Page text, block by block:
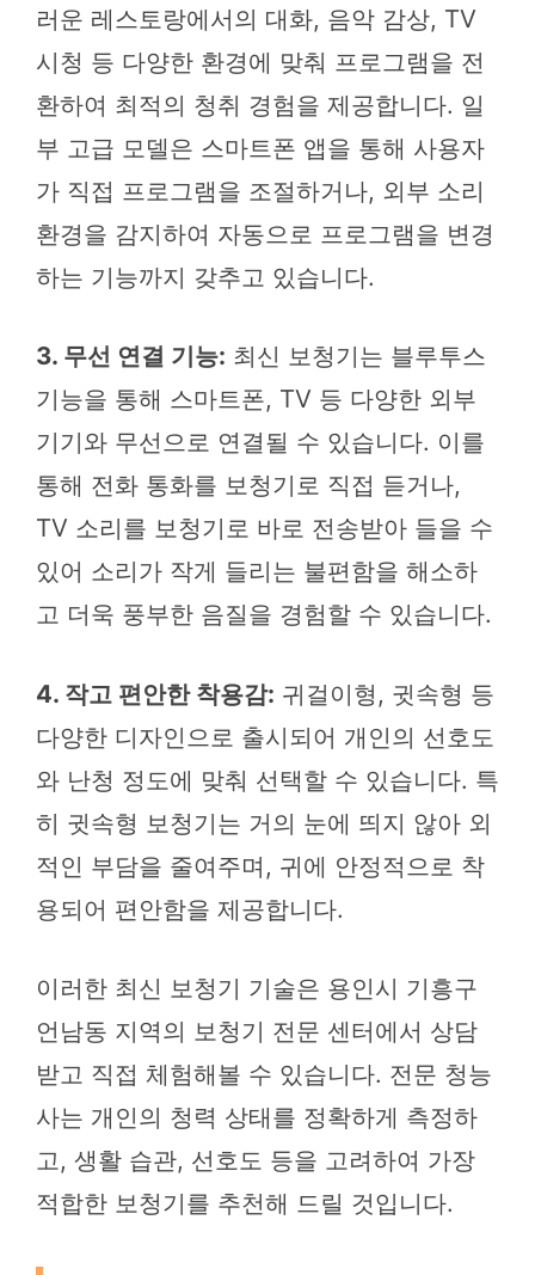
러운 레스토랑에서의 대화, 음악 감상, TV
시청 등 다양한 환경에 맞춰 프로그램을 전
환하여 최적의 청취 경험을 제공합니다. 일
부 고급 모델은 스마트폰 앱을 통해 사용자
가 직접 프로그램을 조절하거나, 외부 소리
환경을 감지하여 자동으로 프로그램을 변경
하는 기능까지 갖추고 있습니다.
3. 무선 연결 기능: 최신 보청기는 블루투스
기능을 통해 스마트폰, TV 등 다양한 외부
기기와 무선으로 연결될 수 있습니다. 이를
통해 전화 통화를 보청기로 직접 듣거나,
TV 소리를 보청기로 바로 전송받아 들을 수
있어 소리가 작게 들리는 불편함을 해소하
고 더욱 풍부한 음질을 경험할 수 있습니다.
4. 작고 편안한 착용감: 귀걸이형, 귓속형 등
다양한 디자인으로 출시되어 개인의 선호도
와 난청 정도에 맞춰 선택할 수 있습니다. 특
히 귓속형 보청기는 거의 눈에 띄지 않아 외
적인 부담을 줄여주며, 귀에 안정적으로 착
용되어 편안함을 제공합니다.
이러한 최신 보청기 기술은 용인시 기흥구
언남동 지역의 보청기 전문 센터에서 상담
받고 직접 체험해볼 수 있습니다. 전문 청능
사는 개인의 청력 상태를 정확하게 측정하
고, 생활 습관, 선호도 등을 고려하여 가장
적합한 보청기를 추천해 드릴 것입니다.